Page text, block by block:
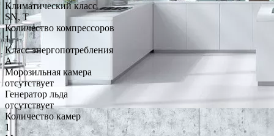
Климатический класс
SN, T
Количество компрессоров
1
Класс энергопотребления
A+
Морозильная камера
отсутствует
Генератор льда
отсутствует
Количество камер
1